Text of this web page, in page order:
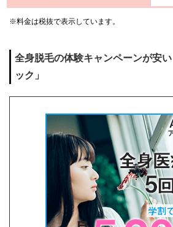
※料金は税抜で表示しています。
全身脱毛の体験キャンペーンが安
ック」